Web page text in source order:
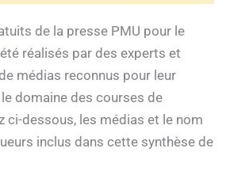
de la presse PMU pour le
réalisés par des experts et
médias reconnus pour leur
domaine des courses de
ci-dessous, les médias et le nom
inclus dans cette synthèse de